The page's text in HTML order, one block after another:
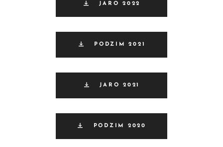
JARO 2022
PODZIM 2021
JARO 2021
PODZIM 2020